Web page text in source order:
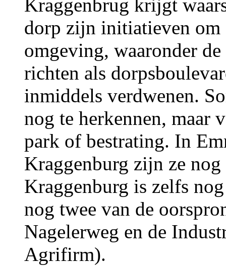
Kraggenbrug krijgt
dorp zijn initiatieven om
omgeving, waaronder
richten als
inmiddels verdwenen.
nog te herkennen, maar
park of bestrating. In
Kraggenburg zijn ze
Kraggenburg is zelfs
nog twee van de
Nagelerweg en de
Agrifirm).